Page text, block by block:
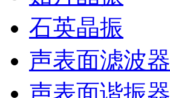
石英晶振
声表面滤波器